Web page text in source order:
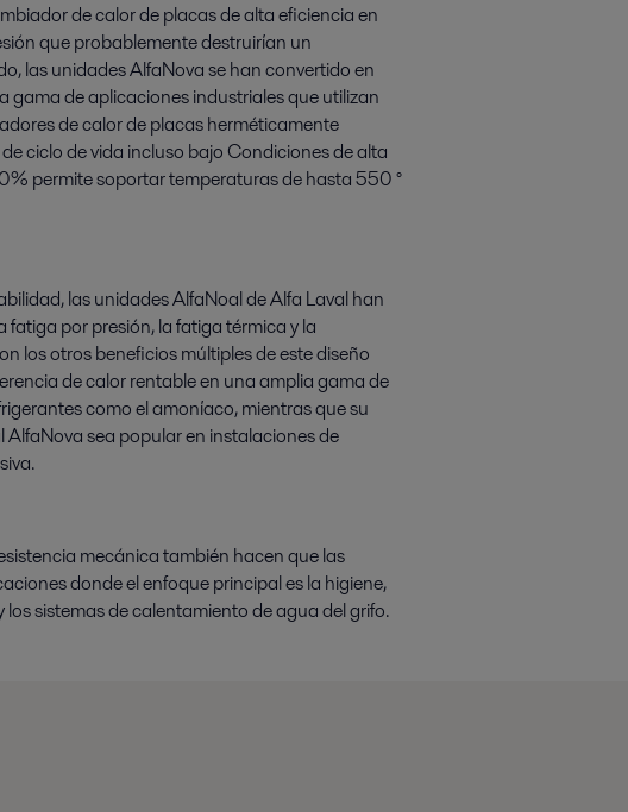
de calor de placas de alta eficiencia en
que probablemente destruirían un
las unidades AlfaNova se han convertido en
de aplicaciones industriales que utilizan
de calor de placas herméticamente
ciclo de vida incluso bajo Condiciones de alta
permite soportar temperaturas de hasta 550 °
las unidades AlfaNoal de Alfa Laval han
por presión, la fatiga térmica y la
los otros beneficios múltiples de este diseño
de calor rentable en una amplia gama de
como el amoníaco, mientras que su
sea popular en instalaciones de
mecánica también hacen que las
donde el enfoque principal es la higiene,
sistemas de calentamiento de agua del grifo.